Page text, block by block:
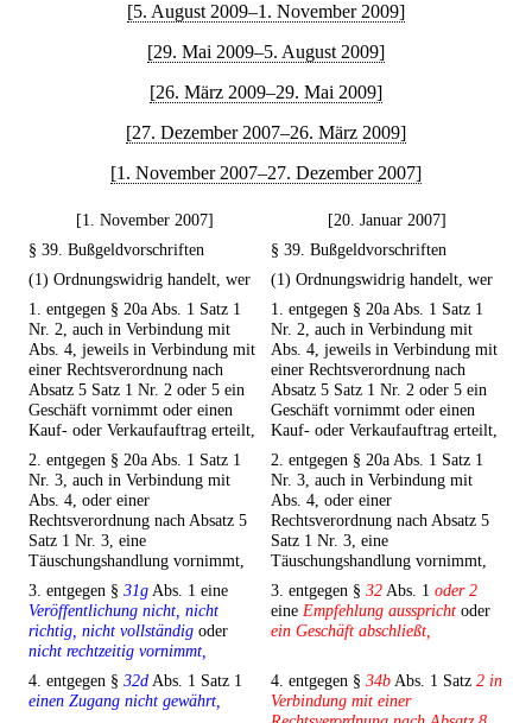
[5. August 2009–1. November 2009]
[29. Mai 2009–5. August 2009]
[26. März 2009–29. Mai 2009]
[27. Dezember 2007–26. März 2009]
[1. November 2007–27. Dezember 2007]
[1. November 2007]
[20. Januar 2007]
§ 39. Bußgeldvorschriften
§ 39. Bußgeldvorschriften
(1) Ordnungswidrig handelt, wer
(1) Ordnungswidrig handelt, wer
1. entgegen § 20a Abs. 1 Satz 1
Nr. 2, auch in Verbindung mit
Abs. 4, jeweils in Verbindung mit
einer Rechtsverordnung nach
Absatz 5 Satz 1 Nr. 2 oder 5 ein
Geschäft vornimmt oder einen
Kauf- oder Verkaufauftrag erteilt,
1. entgegen § 20a Abs. 1 Satz 1
Nr. 2, auch in Verbindung mit
Abs. 4, jeweils in Verbindung mit
einer Rechtsverordnung nach
Absatz 5 Satz 1 Nr. 2 oder 5 ein
Geschäft vornimmt oder einen
Kauf- oder Verkaufauftrag erteilt,
2. entgegen § 20a Abs. 1 Satz 1
Nr. 3, auch in Verbindung mit
Abs. 4, oder einer
Rechtsverordnung nach Absatz 5
Satz 1 Nr. 3, eine
Täuschungshandlung vornimmt,
2. entgegen § 20a Abs. 1 Satz 1
Nr. 3, auch in Verbindung mit
Abs. 4, oder einer
Rechtsverordnung nach Absatz 5
Satz 1 Nr. 3, eine
Täuschungshandlung vornimmt,
3. entgegen § 31gAbs. 1 eine
Veröffentlichung nicht, nicht
richtig, nicht vollständig oder
nicht rechtzeitig vornimmt,
3. entgegen § 32Abs. 1 oder 2
eine Empfehlung ausspricht oder
ein Geschäft abschließt,
4. entgegen § 32dAbs. 1 Satz 1
einen Zugang nicht gewährt,
4. entgegen § 34bAbs. 1 Satz 2 in
Verbindung mit einer